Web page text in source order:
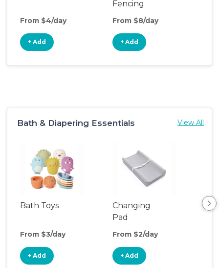
From $4/day
+ Add
Fencing
From $8/day
+ Add
Bath & Diapering Essentials View All
Bath Toys
From $3/day
+ Add
Changing
Pad
From $2/day
+ Add